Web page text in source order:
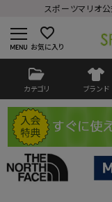
スポーツマリオ
favorite_border
お気に入り
カテゴリ ブランド
ログイン